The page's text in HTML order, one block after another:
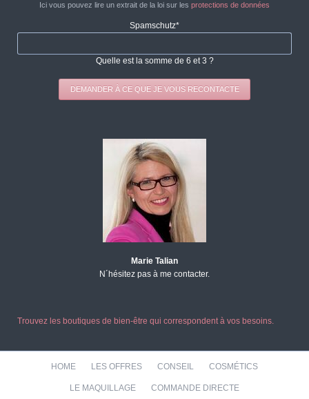
Ici vous pouvez lire un extrait de la loi sur les protections de données
Champ
Spamschutz*
Quelle est la somme de 6 et 3 ?
DEMANDER À CE QUE JE VOUS RECONTACTE
Marie Talian
N´hésitez pas à me contacter.
Trouvez les boutiques de bien-être qui correspondent à vos besoins.
Aller
contenu
HOME LES OFFRES CONSEIL COSMÉTICS
LE MAQUILLAGE COMMANDE DIRECTE